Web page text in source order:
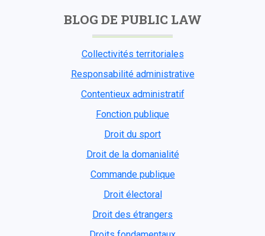
BLOG DE PUBLIC LAW
Collectivités territoriales
Responsabilité administrative
Contentieux administratif
Fonction publique
Droit du sport
Droit de la domanialité
Commande publique
Droit électoral
Droit des étrangers